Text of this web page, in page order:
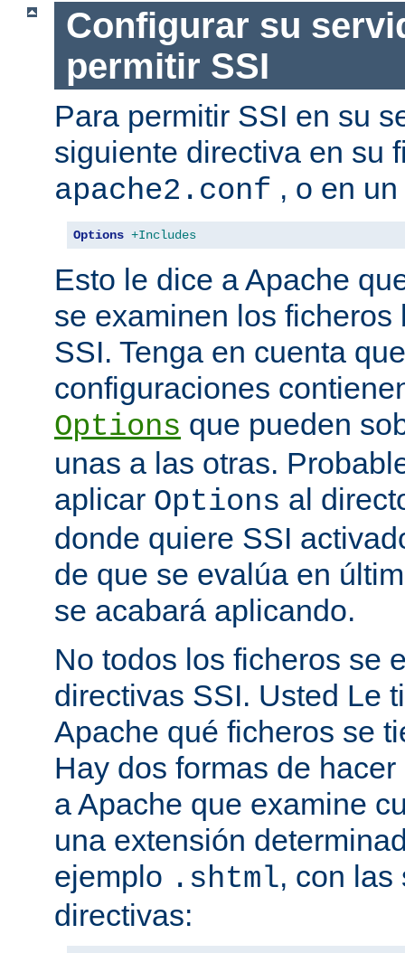
Configurar su
permitir SSI
Para permitir SSI en su
siguiente directiva en su
apache2.conf , o en
Options +Includes
Esto le dice a Apache
se examinen los
SSI. Tenga en cuenta
configuraciones
Options que pueden
unas a las otras.
aplicar Options al
donde quiere SSI
de que se evalúa en
se acabará aplicando.
No todos los ficheros se
directivas SSI. Usted Le
Apache qué ficheros se
Hay dos formas de
a Apache que examine
una extensión
ejemplo .shtml, con las
directivas: